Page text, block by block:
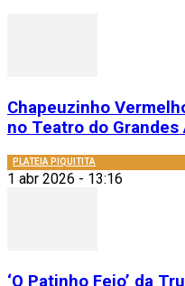
Chapeuzinho
no Teatro do Grandes
PLATEIA PIQUITITA
1 abr 2026 - 13:16
‘O Patinho Feio’ da